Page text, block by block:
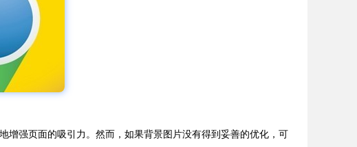
增强页面的吸引力。然而，如果背景图片没有得到妥善的优化，可